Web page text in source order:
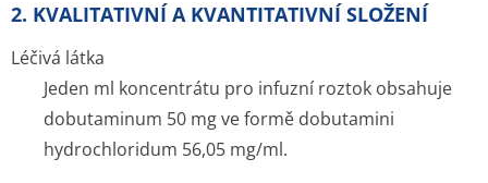
2. KVALITATIVNÍ A KVANTITATIVNÍ SLOŽENÍ
Léčivá látka
Jeden ml koncentrátu pro infuzní roztok obsahuje
dobutaminum 50 mg ve formě dobutamini
hydrochloridum 56,05 mg/ml.